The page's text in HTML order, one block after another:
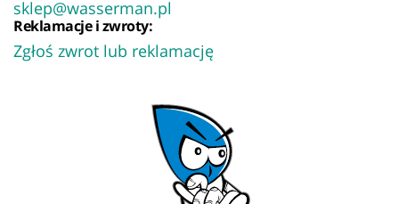
sklep@wasserman.pl
Reklamacje i zwroty:
Zgłoś zwrot lub reklamację